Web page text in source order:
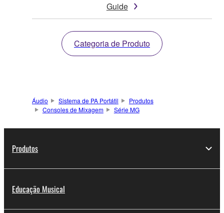
Guide
Categoria de Produto
Áudio Sistema de PA Portátil
Produtos
Consoles de Mixagem
Série MG
Produtos
Educação Musical